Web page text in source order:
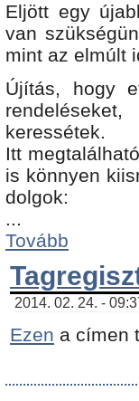
Eljött egy
van
mint az elmúlt
Újítás, hogy
keressétek.
Itt
is könnyen
dolgok:
...
Tovább
2014. 02. 24. -
Ezen a címen